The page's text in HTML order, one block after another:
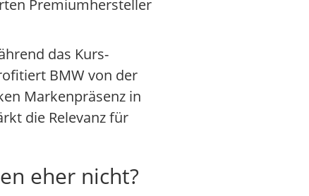
Premiumhersteller
das Kurs-
BMW von der
Markenpräsenz in
die Relevanz für
eher nicht?